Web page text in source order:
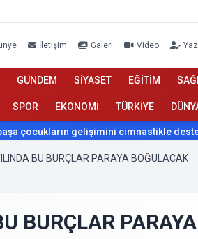
İletişim Galeri Video
GÜNDEM SİYASET EĞİTİM
SPOR EKONOMİ TÜRKİYE
gelişimini cimnastikle destekliyor
BU BURÇLAR PARAYA BOĞULACAK
BURÇLAR